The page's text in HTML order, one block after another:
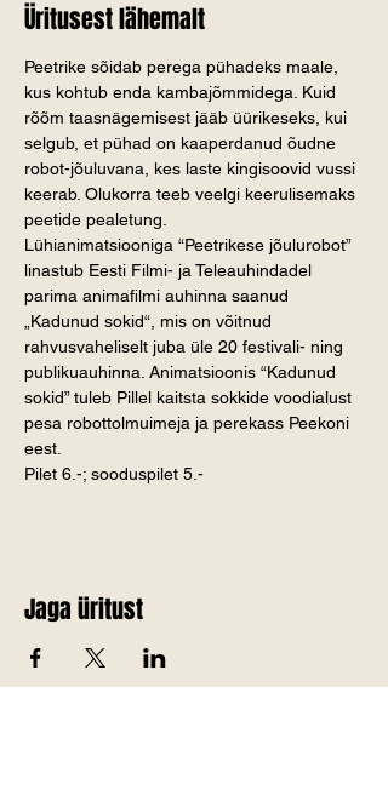
Üritusest lähemalt
Peetrike sõidab perega pühadeks maale,
kus kohtub enda kambajõmmidega. Kuid
rõõm taasnägemisest jääb üürikeseks, kui
selgub, et pühad on kaaperdanud õudne
robot-jõuluvana, kes laste kingisoovid vussi
keerab. Olukorra teeb veelgi keerulisemaks
peetide pealetung.
Lühianimatsiooniga “Peetrikese jõulurobot”
linastub Eesti Filmi- ja Teleauhindadel
parima animafilmi auhinna saanud
„Kadunud sokid“, mis on võitnud
rahvusvaheliselt juba üle 20 festivali- ning
publikuauhinna. Animatsioonis “Kadunud
sokid” tuleb Pillel kaitsta sokkide voodialust
pesa robottolmuimeja ja perekass Peekoni
eest.
Pilet 6.-; sooduspilet 5.-
Jaga üritust